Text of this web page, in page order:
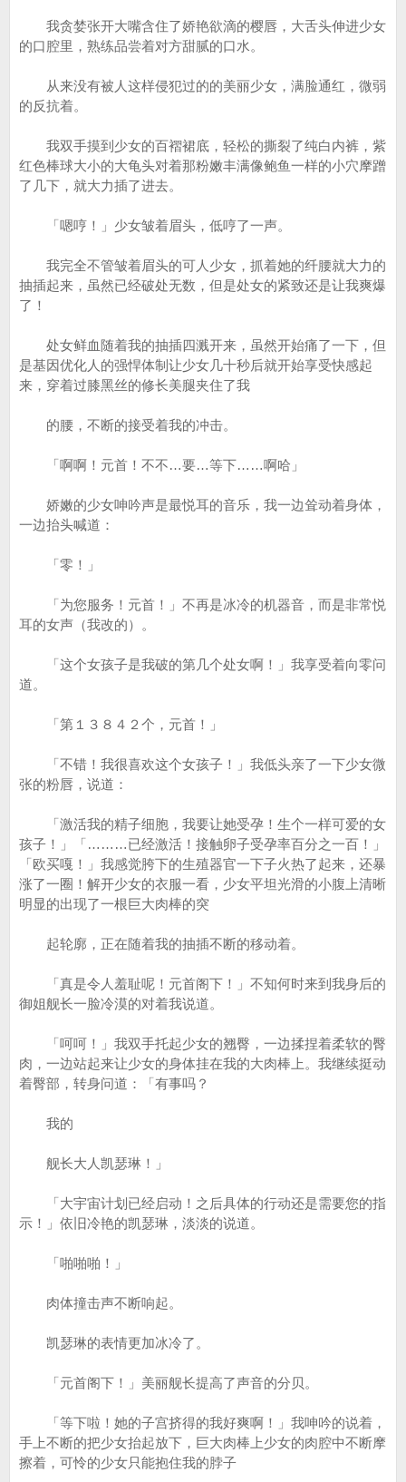
我贪婪张开大嘴含住了娇艳欲滴的樱唇，大舌头伸进少女
的口腔里，熟练品尝着对方甜腻的口水。
从来没有被人这样侵犯过的的美丽少女，满脸通红，微弱
的反抗着。
我双手摸到少女的百褶裙底，轻松的撕裂了纯白内裤，紫
红色棒球大小的大龟头对着那粉嫩丰满像鲍鱼一样的小穴摩蹭
了几下，就大力插了进去。
「嗯哼！」少女皱着眉头，低哼了一声。
我完全不管皱着眉头的可人少女，抓着她的纤腰就大力的
抽插起来，虽然已经破处无数，但是处女的紧致还是让我爽爆
了！
处女鲜血随着我的抽插四溅开来，虽然开始痛了一下，但
是基因优化人的强悍体制让少女几十秒后就开始享受快感起
来，穿着过膝黑丝的修长美腿夹住了我
的腰，不断的接受着我的冲击。
「啊啊！元首！不不…要…等下……啊哈」
娇嫩的少女呻吟声是最悦耳的音乐，我一边耸动着身体，
一边抬头喊道：
「零！」
「为您服务！元首！」不再是冰冷的机器音，而是非常悦
耳的女声（我改的）。
「这个女孩子是我破的第几个处女啊！」我享受着向零问
道。
「第１３８４２个，元首！」
「不错！我很喜欢这个女孩子！」我低头亲了一下少女微
张的粉唇，说道：
「激活我的精子细胞，我要让她受孕！生个一样可爱的女
孩子！」「………已经激活！接触卵子受孕率百分之一百！」
「欧买嘎！」我感觉胯下的生殖器官一下子火热了起来，还暴
涨了一圈！解开少女的衣服一看，少女平坦光滑的小腹上清晰
明显的出现了一根巨大肉棒的突
起轮廓，正在随着我的抽插不断的移动着。
「真是令人羞耻呢！元首阁下！」不知何时来到我身后的
御姐舰长一脸冷漠的对着我说道。
「呵呵！」我双手托起少女的翘臀，一边揉捏着柔软的臀
肉，一边站起来让少女的身体挂在我的大肉棒上。我继续挺动
着臀部，转身问道：「有事吗？
我的
舰长大人凯瑟琳！」
「大宇宙计划已经启动！之后具体的行动还是需要您的指
示！」依旧冷艳的凯瑟琳，淡淡的说道。
「啪啪啪！」
肉体撞击声不断响起。
凯瑟琳的表情更加冰冷了。
「元首阁下！」美丽舰长提高了声音的分贝。
「等下啦！她的子宫挤得的我好爽啊！」我呻吟的说着，
手上不断的把少女抬起放下，巨大肉棒上少女的肉腔中不断摩
擦着，可怜的少女只能抱住我的脖子